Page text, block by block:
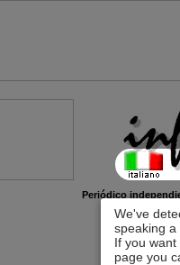
We've
speaking
If you
page you
Periódico